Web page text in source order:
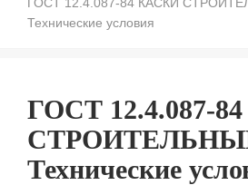
Технические условия
ГОСТ 12.4.087-
Технические